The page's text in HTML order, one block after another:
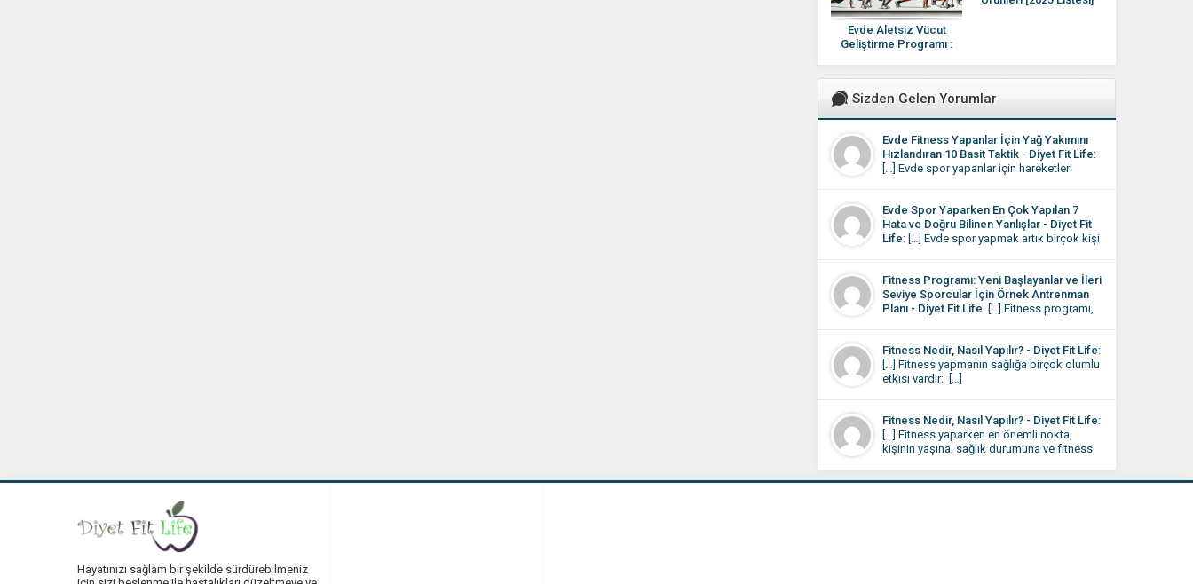
Evde Aletsiz Vücut
Geliştirme Programı :
Sizden Gelen Yorumlar
Evde Fitness Yapanlar İçin Yağ Yakımını
Hızlandıran 10 Basit Taktik - Diyet Fit Life:
[…] Evde spor yapanlar için hareketleri
düşüren en önemli etkendir. Aslında
burada sorun çoğu zaman eksik çalışmak
değil, bazı küçük detayların gözden
Evde Spor Yaparken En Çok Yapılan 7
Hata ve Doğru Bilinen Yanlışlar - Diyet Fit
Life: […] Evde spor yapmak artık birçok kişi
evinde daha rahat eden kişiler, çözümü
kendi programını oluşturmada buluyor.
Evde spor rutini oturduktan sonra bile
Fitness Programı: Yeni Başlayanlar ve İleri
Seviye Sporcular İçin Örnek Antrenman
Planı - Diyet Fit Life: […] Fitness programı,
Kas kütlesini artırmak, kilo vermek,
dayanıklılığı yükseltmek veya genel sağlığı
iyileştirmek için farklı egzersiz planları
sporcular için örnek antrenman planları yer
almaktadır. […]
Fitness Nedir, Nasıl Yapılır? - Diyet Fit Life:
[…] Fitness yapmanın sağlığa birçok olumlu
etkisi vardır: […]
Fitness Nedir, Nasıl Yapılır? - Diyet Fit Life:
[…] Fitness yaparken en önemli nokta,
kişinin yaşına, sağlık durumuna ve fitness
Hayatınızı sağlam bir şekilde sürdürebilmeniz